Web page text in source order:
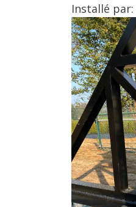
Installé par: